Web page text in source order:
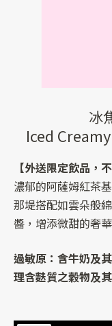
冰
Iced
【外送限定飲品，
濃郁的阿薩姆紅茶
那堤搭配如雲朵般
醬，增添微甜的奢
過敏原：含牛奶及
理含麩質之穀物及